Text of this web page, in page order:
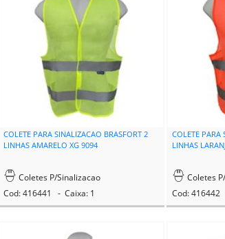
COLETE PARA SINALIZACAO BRASFORT 2
LINHAS AMARELO XG 9094
Coletes P/Sinalizacao
Cod: 416441 - Caixa: 1
COLETE PARA
LINHAS
Coletes
Cod: 416442